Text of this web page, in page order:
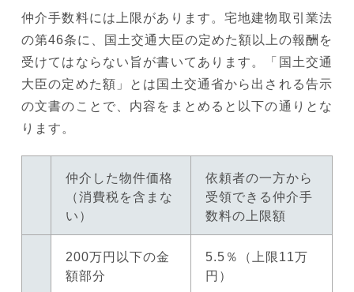
仲介手数料には上限があります。宅地建物取引業法
の第46条に、国土交通大臣の定めた額以上の報酬を
受けてはならない旨が書いてあります。「国土交通
大臣の定めた額」とは国土交通省から出される告示
の文書のことで、内容をまとめると以下の通りとな
ります。
仲介した物件価格
（消費税を含まな
い）
依頼者の一方から
受領できる仲介手
数料の上限額
200万円以下の金
額部分
5.5％（上限11万
円）